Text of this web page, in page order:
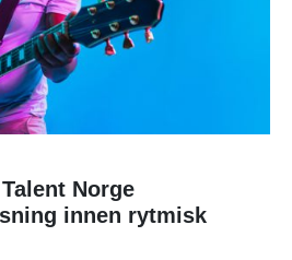
Norge
innen rytmisk